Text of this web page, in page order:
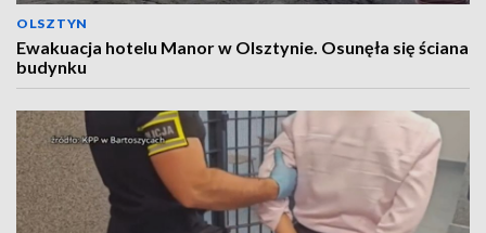
OLSZTYN
Ewakuacja hotelu Manor w Olsztynie. Osunęła się ściana
budynku